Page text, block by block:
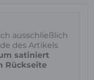
ausschließlich
des Artikels
satiniert
Rückseite